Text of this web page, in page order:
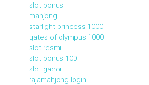
slot bonus
mahjong
starlight princess 1000
gates of olympus 1000
slot resmi
slot bonus 100
slot gacor
rajamahjong login